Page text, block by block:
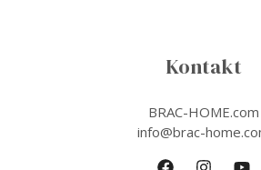
Kontakt
BRAC-HOME.com
info@brac-